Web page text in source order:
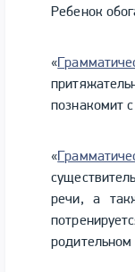
Ребенок
«
познакомит
«
речи, а